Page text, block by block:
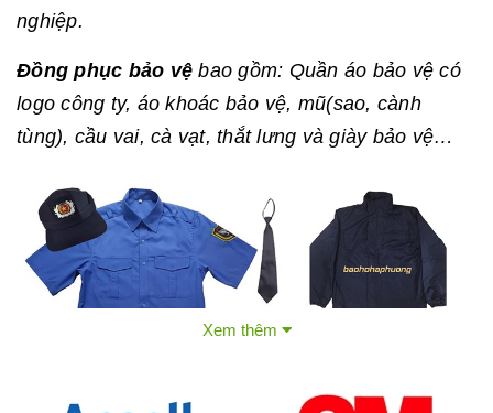
nghiệp.
Đồng phục bảo vệ bao gồm: Quần áo bảo vệ có
logo công ty, áo khoác bảo vệ, mũ(sao, cành
tùng), cầu vai, cà vạt, thắt lưng và giày bảo vệ…
Xem thêm